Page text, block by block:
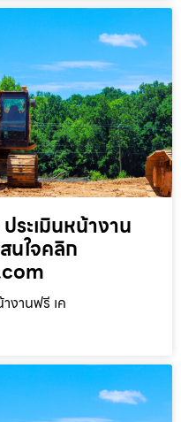
ระเมินหน้างาน
นใจคลิก
งานฟรี เค